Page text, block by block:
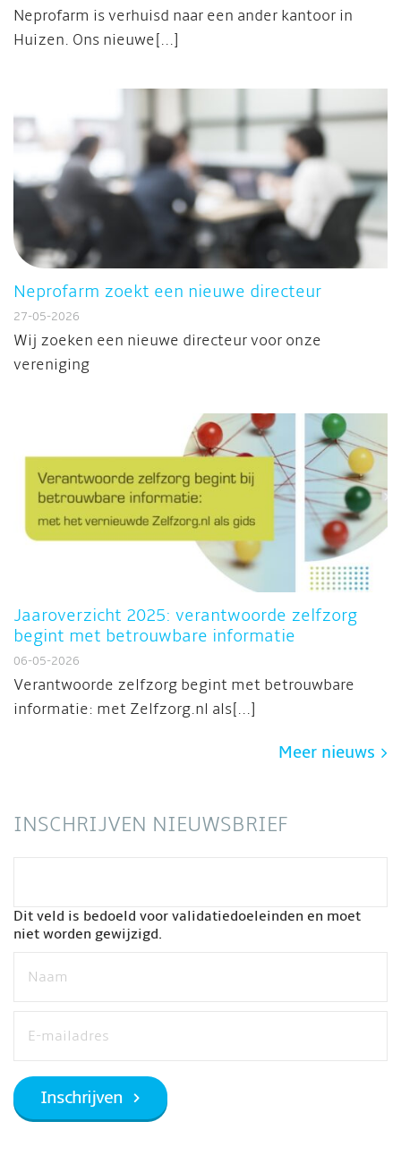
Neprofarm is verhuisd naar een ander kantoor in
Huizen. Ons nieuwe[...]
Neprofarm zoekt een nieuwe directeur
27-05-2026
Wij zoeken een nieuwe directeur voor onze
vereniging
Jaaroverzicht 2025: verantwoorde zelfzorg
begint met betrouwbare informatie
06-05-2026
Verantwoorde zelfzorg begint met betrouwbare
informatie: met Zelfzorg.nl als[...]
Meer nieuws
INSCHRIJVEN NIEUWSBRIEF
Dit veld is bedoeld voor validatiedoeleinden en moet
niet worden gewijzigd.